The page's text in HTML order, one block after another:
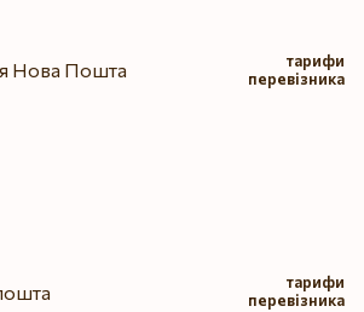
Нова Пошта
тарифи
перевізника
тарифи
перевізника